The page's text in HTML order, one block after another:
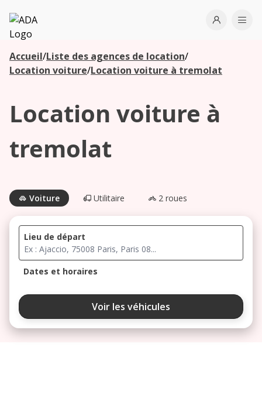
ADA
Open
Accueil/Liste des agences de location/
Location voiture/Location voiture à tremolat
Location voiture à
tremolat
Voiture Utilitaire 2 roues
Lieu de départ
Dates et horaires
août 2026
ma me
Voir les véhicules
Les
agences à
votre
agences à
proximité